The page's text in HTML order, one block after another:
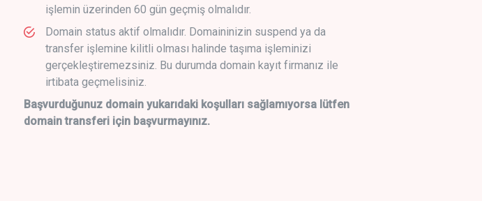
işlemin üzerinden 60 gün geçmiş olmalıdır.
Domain status aktif olmalıdır. Domaininizin suspend ya da
transfer işlemine kilitli olması halinde taşıma işleminizi
gerçekleştiremezsiniz. Bu durumda domain kayıt firmanız ile
irtibata geçmelisiniz.
Başvurduğunuz domain yukarıdaki koşulları sağlamıyorsa lütfen
domain transferi için başvurmayınız.